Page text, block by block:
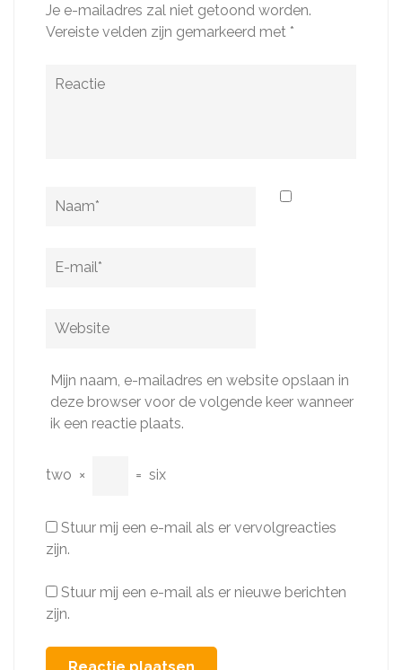
Je e-mailadres zal niet getoond worden.
Vereiste velden zijn gemarkeerd met *
Reactie
Naam
E-
Website
Mijn naam, e-mailadres en website opslaan in
deze browser voor de volgende keer wanneer
ik een reactie plaats.
two × = six
Stuur mij een e-mail als er vervolgreacties
zijn.
Stuur mij een e-mail als er nieuwe berichten
zijn.